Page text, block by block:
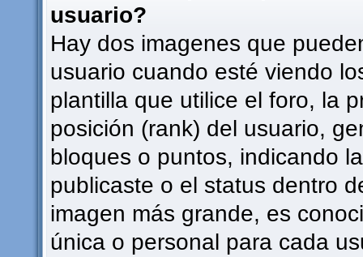
usuario?
Hay dos imagenes que
usuario cuando esté viendo
plantilla que utilice el foro, la
posición (rank) del usuario,
bloques o puntos, indicando
publicaste o el status dentro
imagen más grande, es
única o personal para cada